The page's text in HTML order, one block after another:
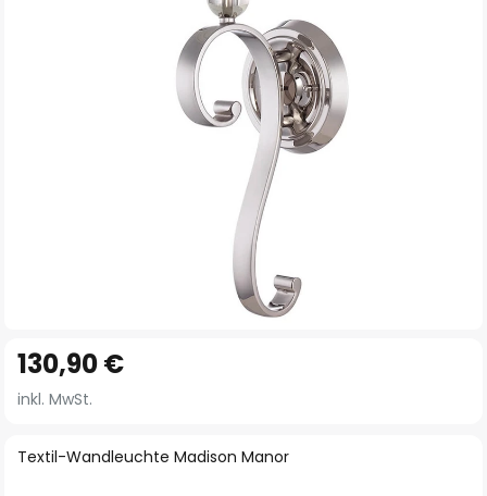
Anfang
der
springen
Textil-Wandleuchte Madison Manor
130,90 €
inkl. MwSt.